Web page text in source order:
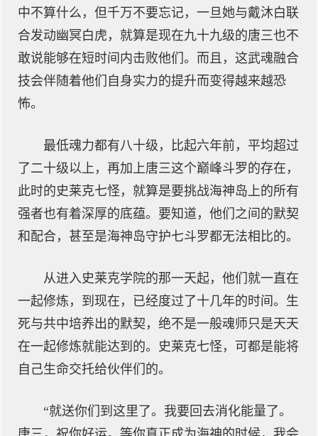
中不算什么，但千万不要忘记，一旦她与戴沐白联
合发动幽冥白虎，就算是现在九十九级的唐三也不
敢说能够在短时间内击败他们。而且，这武魂融合
技会伴随着他们自身实力的提升而变得越来越恐
怖。
最低魂力都有八十级，比起六年前，平均超过
了二十级以上，再加上唐三这个巅峰斗罗的存在，
此时的史莱克七怪，就算是要挑战海神岛上的所有
强者也有着深厚的底蕴。要知道，他们之间的默契
和配合，甚至是海神岛守护七斗罗都无法相比的。
从进入史莱克学院的那一天起，他们就一直在
一起修炼，到现在，已经度过了十几年的时间。生
死与共中培养出的默契，绝不是一般魂师只是天天
在一起修炼就能达到的。史莱克七怪，可都是能将
自己生命交托给伙伴们的。
“就送你们到这里了。我要回去消化能量了。